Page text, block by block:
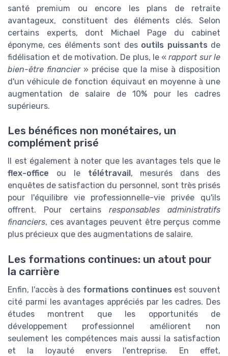
santé premium ou encore les plans de retraite
avantageux, constituent des éléments clés. Selon
certains experts, dont Michael Page du cabinet
éponyme, ces éléments sont des outils puissants de
fidélisation et de motivation. De plus, le «rapport sur le
bien-être financier» précise que la mise à disposition
d'un véhicule de fonction équivaut en moyenne à une
augmentation de salaire de 10% pour les cadres
supérieurs.
Les bénéfices non monétaires, un
complément prisé
Il est également à noter que les avantages tels que le
flex-office ou le télétravail , mesurés dans des
enquêtes de satisfaction du personnel, sont très prisés
pour l'équilibre vie professionnelle-vie privée qu'ils
offrent. Pour certains responsables administratifs
financiers, ces avantages peuvent être perçus comme
plus précieux que des augmentations de salaire.
Les formations continues: un atout pour
la carrière
Enfin, l'accès à des formations continues est souvent
cité parmi les avantages appréciés par les cadres. Des
études montrent que les opportunités de
développement professionnel améliorent non
seulement les compétences mais aussi la satisfaction
et la loyauté envers l'entreprise. En effet,